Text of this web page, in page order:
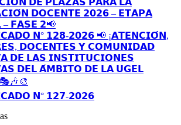
𝗗𝗢𝗖𝗘𝗡𝗧𝗘 𝟮𝟬𝟮𝟲 – 𝗘𝗧𝗔𝗣𝗔
𝗙𝗔𝗦𝗘 𝟮📢
𝗡° 𝟭𝟮𝟴-𝟮𝟬𝟮𝟲 📢 ¡𝗔𝗧𝗘𝗡𝗖𝗜𝗢́𝗡,
𝗗𝗢𝗖𝗘𝗡𝗧𝗘𝗦 𝗬 𝗖𝗢𝗠𝗨𝗡𝗜𝗗𝗔𝗗
𝗗𝗘 𝗟𝗔𝗦 𝗜𝗡𝗦𝗧𝗜𝗧𝗨𝗖𝗜𝗢𝗡𝗘𝗦
𝗗𝗘𝗟 𝗔́𝗠𝗕𝗜𝗧𝗢 𝗗𝗘 𝗟𝗔 𝗨𝗚𝗘𝗟
𝗡° 𝟭𝟮𝟳-𝟮𝟬𝟮𝟲